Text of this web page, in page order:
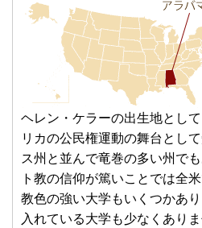
ヘレン・ケラーの出生地とし
リカの公民権運動の舞台とし
ス州と並んで竜巻の多い州で
ト教の信仰が篤いことでは全
教色の強い大学もいくつかあ
入れている大学も少なくあり